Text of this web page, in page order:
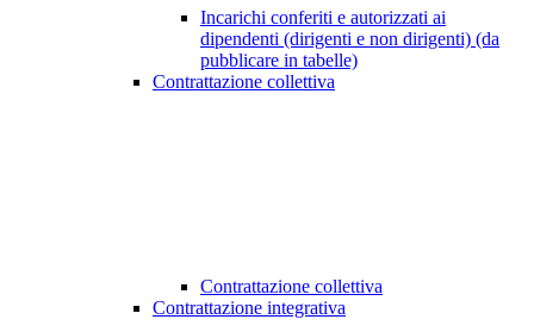
Incarichi conferiti e autorizzati ai
dipendenti (dirigenti e non dirigenti) (da
pubblicare in tabelle)
Contrattazione collettiva
Contrattazione collettiva
Contrattazione integrativa